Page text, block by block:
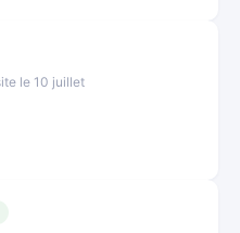
le 10 juillet